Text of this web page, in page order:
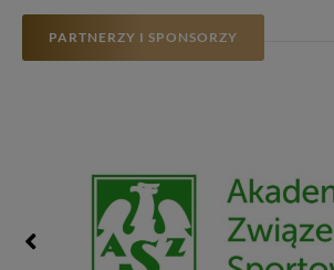
PARTNERZY I SPONSORZY